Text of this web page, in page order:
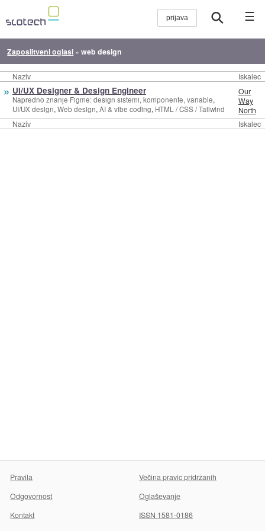
☰
Zaposlitveni oglasi »web design
Naziv Iskalec
Naziv Iskalec
» UI/UX Designer & Design Engineer
Napredno znanje Figme: design sistemi, komponente, variable,
UI/UX design, Web design, AI & vibe coding, HTML / CSS / Tailwind
Our
Way
North
Pravila
Večina pravic pridržanih
Odgovornost
Oglaševanje
Kontakt
ISSN 1581-0186